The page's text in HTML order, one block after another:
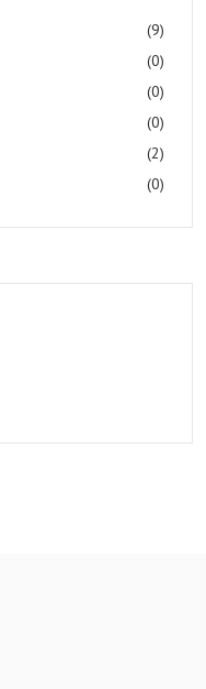
(9)
(0)
(0)
(0)
(2)
(0)